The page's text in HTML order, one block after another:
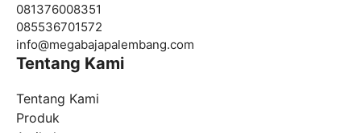
081376008351
085536701572
info@megabajapalembang.com
Tentang Kami
Tentang Kami
Produk